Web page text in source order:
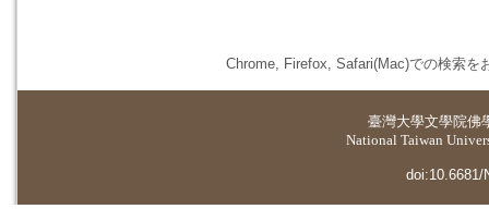
Chrome, Firefox, Safari(Mac)での検索を
臺灣大學文學院佛
National Taiwan
doi:10.6681/